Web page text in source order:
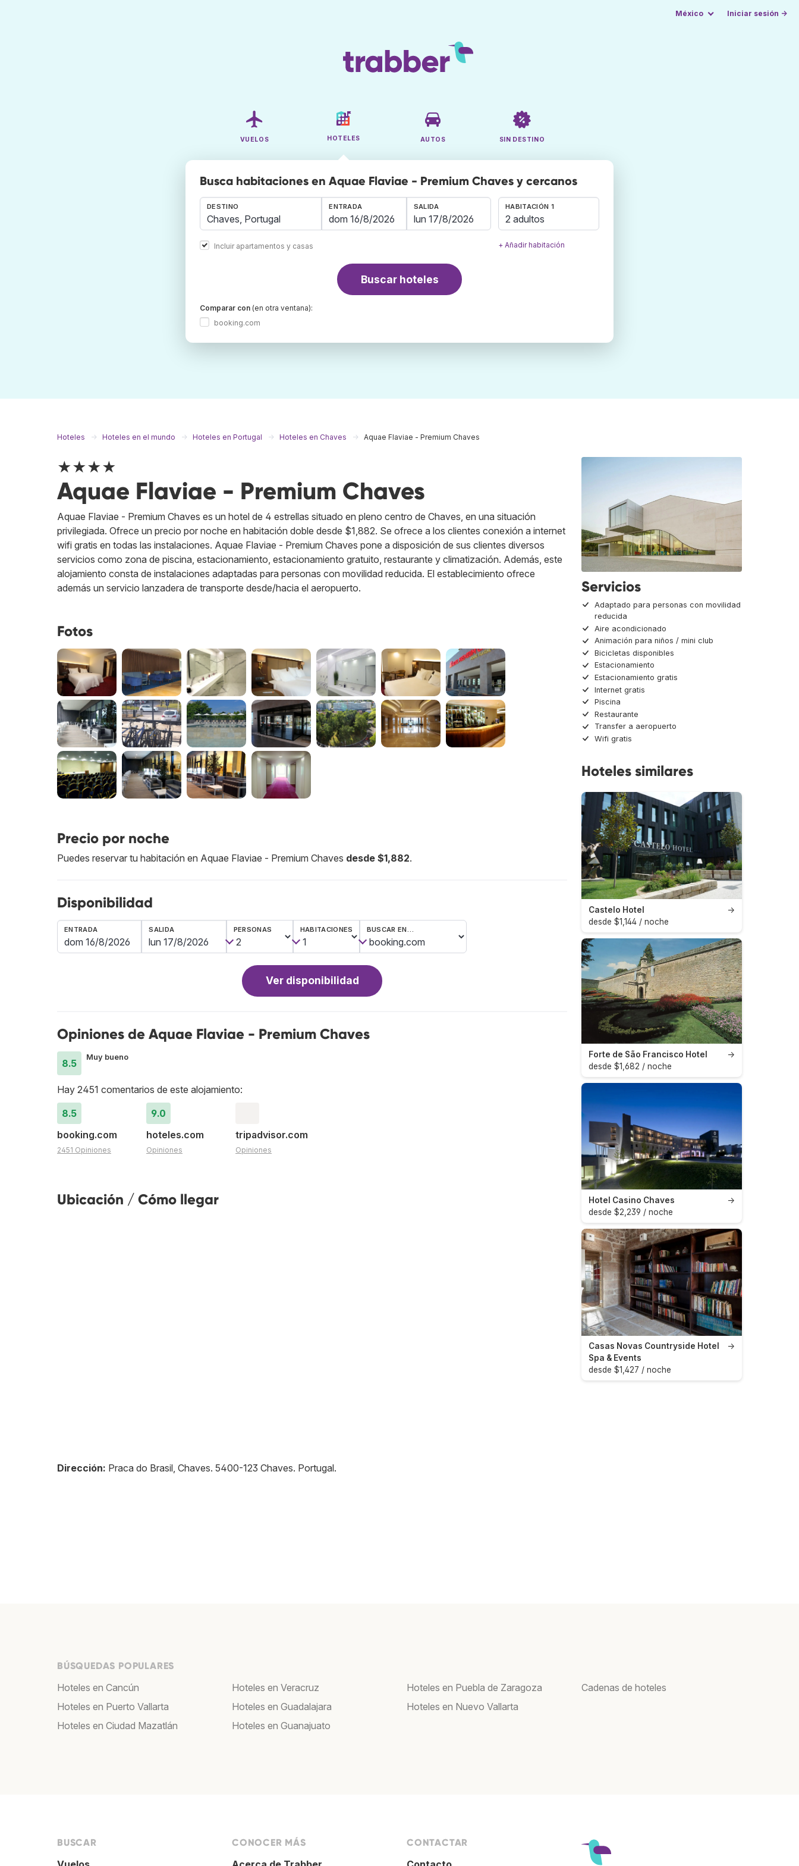
México Iniciar sesión →
VUELOS HOTELES AUTOS SIN DESTINO
Busca habitaciones en Aquae Flaviae - Premium Chaves y cercanos
DESTINO
Incluir apartamentos y casas
ENTRADA SALIDA HABITACIÓN 1
2 adultos
+ Añadir habitación
Buscar hoteles
Comparar con (en otra ventana):
booking.com
Hoteles Hoteles en el mundo Hoteles en Portugal Hoteles en Chaves Aquae Flaviae - Premium Chaves
★★★★
Aquae Flaviae - Premium Chaves
Aquae Flaviae - Premium Chaves es un hotel de 4 estrellas situado en pleno centro de Chaves, en una situación
privilegiada. Ofrece un precio por noche en habitación doble desde $1,882. Se ofrece a los clientes conexión a internet
wifi gratis en todas las instalaciones. Aquae Flaviae - Premium Chaves pone a disposición de sus clientes diversos
servicios como zona de piscina, estacionamiento, estacionamiento gratuito, restaurante y climatización. Además, este
alojamiento consta de instalaciones adaptadas para personas con movilidad reducida. El establecimiento ofrece
además un servicio lanzadera de transporte desde/hacia el aeropuerto.
Fotos
Precio por noche
Puedes reservar tu habitación en Aquae Flaviae - Premium Chaves desde $1,882.
Disponibilidad
ENTRADA SALIDA PERSONAS HABITACIONES BUSCAR EN…
Ver disponibilidad
Opiniones de Aquae Flaviae - Premium Chaves
8.5
Muy bueno
Hay 2451 comentarios de este alojamiento:
8.5
booking.com
2451 Opiniones
9.0
hoteles.com
Opiniones
tripadvisor.com
Opiniones
Ubicación / Cómo llegar
Dirección: Praca do Brasil, Chaves. 5400-123 Chaves. Portugal.
Servicios
Adaptado para personas con movilidad
reducida
Aire acondicionado
Animación para niños / mini club
Bicicletas disponibles
Estacionamiento
Estacionamiento gratis
Internet gratis
Piscina
Restaurante
Transfer a aeropuerto
Wifi gratis
Hoteles similares
→
Castelo Hotel
desde $1,144 / noche
→
Forte de São Francisco Hotel
desde $1,682 / noche
→
Hotel Casino Chaves
desde $2,239 / noche
→
Casas Novas Countryside Hotel
Spa & Events
desde $1,427 / noche
BÚSQUEDAS POPULARES
Hoteles en Cancún
Hoteles en Puerto Vallarta
Hoteles en Ciudad Mazatlán
Hoteles en Veracruz
Hoteles en Guadalajara
Hoteles en Guanajuato
Hoteles en Puebla de Zaragoza
Hoteles en Nuevo Vallarta
Cadenas de hoteles
BUSCAR CONOCER MÁS CONTACTAR